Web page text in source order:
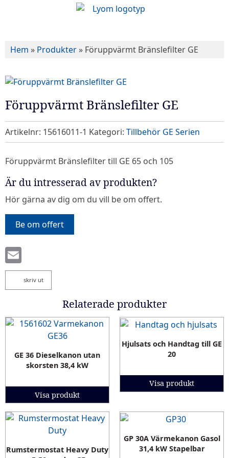
Hem » Produkter » Föruppvärmt Bränslefilter GE
Föruppvärmt Bränslefilter GE
Artikelnr: 15616011-1 Kategori: Tillbehör GE Serien
Föruppvärmt Bränslefilter till GE 65 och 105
Är du intresserad av produkten?
Hör gärna av dig om du vill be om offert.
Be om offert
skriv ut
Relaterade produkter
GE 36 Dieselkanon utan
skorsten 38,4 kW
Visa produkt
Hjulsats och Handtag till GE
20
Visa produkt
Rumstermostat Heavy Duty
GP 30A Värmekanon Gasol
31,4 kW Stapelbar